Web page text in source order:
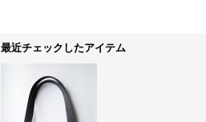
最近チェックしたアイテム